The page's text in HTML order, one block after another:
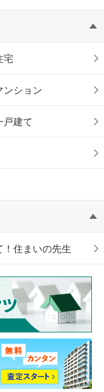
宅
ンション
戸建て
！住まいの先生